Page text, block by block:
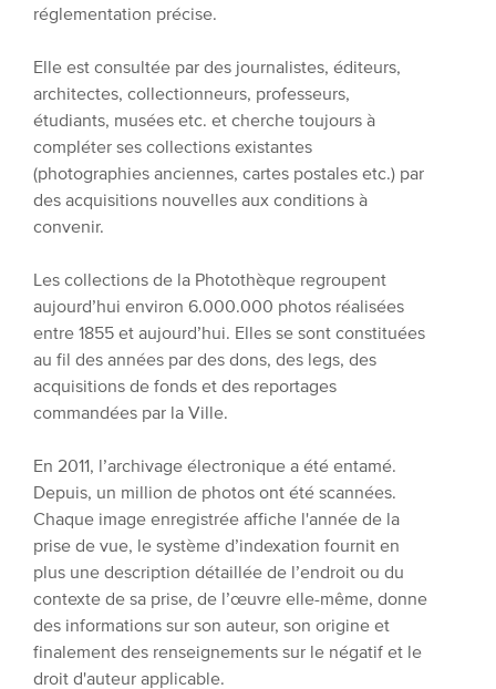
réglementation précise.
Elle est consultée par des journalistes, éditeurs,
architectes, collectionneurs, professeurs,
étudiants, musées etc. et cherche toujours à
compléter ses collections existantes
(photographies anciennes, cartes postales etc.) par
des acquisitions nouvelles aux conditions à
convenir.
Les collections de la Photothèque regroupent
aujourd’hui environ 6.000.000 photos réalisées
entre 1855 et aujourd’hui. Elles se sont constituées
au fil des années par des dons, des legs, des
acquisitions de fonds et des reportages
commandées par la Ville.
En 2011, l’archivage électronique a été entamé.
Depuis, un million de photos ont été scannées.
Chaque image enregistrée affiche l'année de la
prise de vue, le système d’indexation fournit en
plus une description détaillée de l’endroit ou du
contexte de sa prise, de l’œuvre elle-même, donne
des informations sur son auteur, son origine et
finalement des renseignements sur le négatif et le
droit d'auteur applicable.